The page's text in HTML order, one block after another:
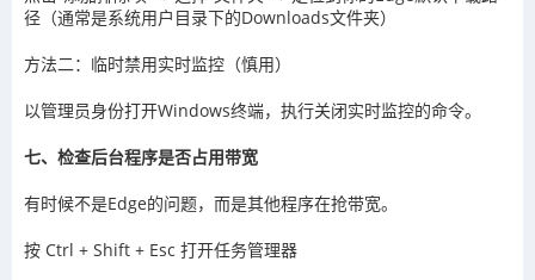
径（通常是系统用户目录下的Downloads文件夹）
方法二：临时禁用实时监控（慎用）
以管理员身份打开Windows终端，执行关闭实时监控的命令。
七、检查后台程序是否占用带宽
有时候不是Edge的问题，而是其他程序在抢带宽。
按 Ctrl + Shift + Esc 打开任务管理器